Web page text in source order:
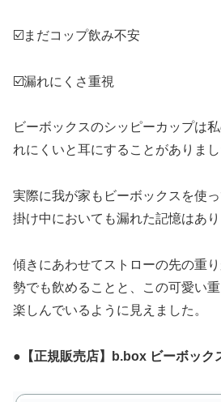
☑️まだコップ飲み不安
☑️漏れにくさ重視
ビーボックスのシッピーカップは
れにくいと耳にすることがありまし
実際に我が家もビーボックスを使
掛け中においても漏れた記憶はあり
傾きにあわせてストローの先の重
勢でも飲めることと、この可愛い
楽しんでいるように見えました。
● 【正規販売店】b.box ビーボック